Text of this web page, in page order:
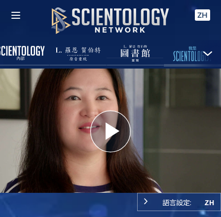
ZH
Play
Video
語言設定: ZH